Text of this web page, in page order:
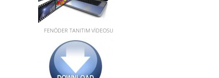
FENÖDER TANITIM VİDEOSU